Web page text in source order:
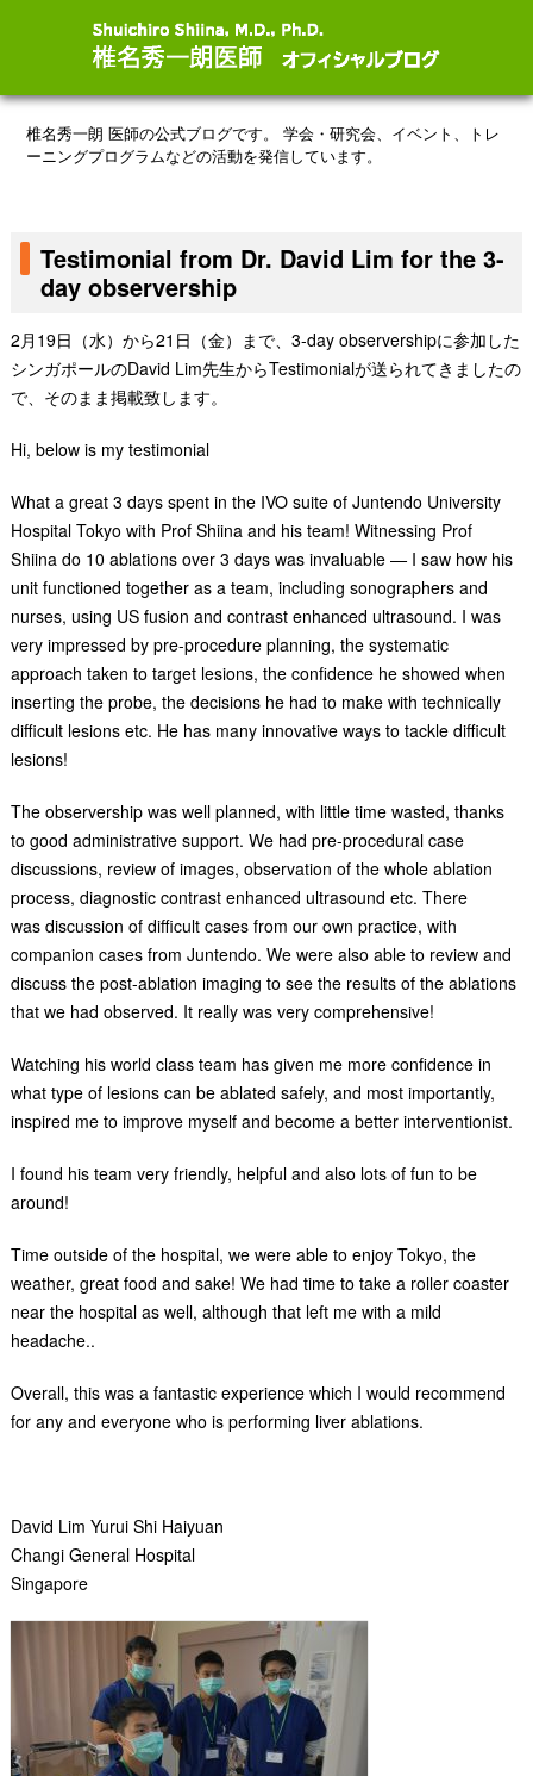
椎名秀一朗 医師の公式ブログです。
学会・研究会、イベント、トレ
ーニングプログラムなどの活動を発信しています。
Testimonial from Dr. David Lim for the 3-
day observership
2月19日（水）から21日（金）まで、3-day observershipに参加した
シンガポールのDavid Lim先生からTestimonialが送られてきましたの
で、そのまま掲載致します。
Hi, below is my testimonial
What a great 3 days spent in the IVO suite of Juntendo University
Hospital Tokyo with Prof Shiina and his team! Witnessing Prof
Shiina do 10 ablations over 3 days was invaluable — I saw how his
unit functioned together as a team, including sonographers and
nurses, using US fusion and contrast enhanced ultrasound. I was
very impressed by pre-procedure planning, the systematic
approach taken to target lesions, the confidence he showed when
inserting the probe, the decisions he had to make with technically
difficult lesions etc. He has many innovative ways to tackle difficult
lesions!
The observership was well planned, with little time wasted, thanks
to good administrative support. We had pre-procedural case
discussions, review of images, observation of the whole ablation
process, diagnostic contrast enhanced ultrasound etc. There
was discussion of difficult cases from our own practice, with
companion cases from Juntendo. We were also able to review and
discuss the post-ablation imaging to see the results of the ablations
that we had observed. It really was very comprehensive!
Watching his world class team has given me more confidence in
what type of lesions can be ablated safely, and most importantly,
inspired me to improve myself and become a better interventionist.
I found his team very friendly, helpful and also lots of fun to be
around!
Time outside of the hospital, we were able to enjoy Tokyo, the
weather, great food and sake! We had time to take a roller coaster
near the hospital as well, although that left me with a mild
headache..
Overall, this was a fantastic experience which I would recommend
for any and everyone who is performing liver ablations.
David Lim Yurui Shi Haiyuan
Changi General Hospital
Singapore